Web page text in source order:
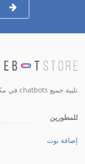
تلبية جميع chatbots في مكان واحد!
للمطورين
إضافة بوت